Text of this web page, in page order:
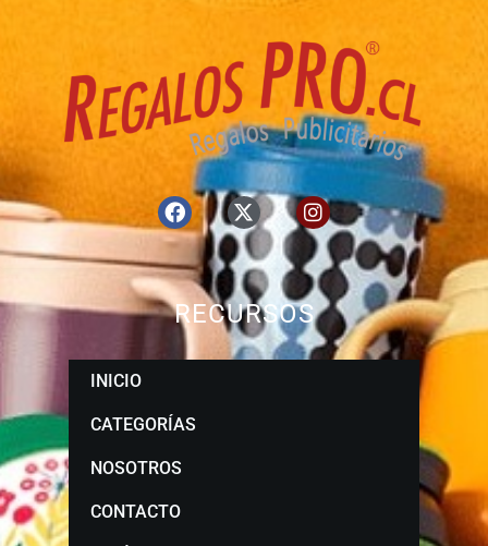
RECURSOS
INICIO
CATEGORÍAS
NOSOTROS
CONTACTO